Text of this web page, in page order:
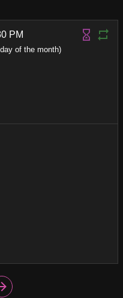
PM
of the month)